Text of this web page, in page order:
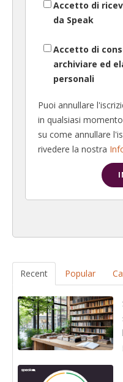
Accetto di
da Speak
Accetto di
archiviare ed
personali
Puoi annullare
in qualsiasi
su come annullare
rivedere la nostra
Recent Popular